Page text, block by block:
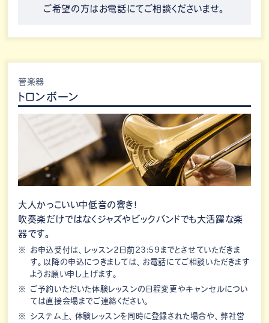
ご希望の方はお電話にてご相談くださいませ。
管楽器
トロンボーン
大人かっこいい中低音の響き！
吹奏楽だけではなくジャズやビックバンドでも大活躍な楽
器です。
お申込受付は、レッスン2日前23:59までとさせていただきま
す。以降の申込につきましては、お電話にてご相談いただきます
ようお願い申し上げます。
ご予約いただいた体験レッスンの日程変更やキャンセルについ
ては直接会場までご連絡ください。
システム上、体験レッスンを同時に登録された場合や、弊社営